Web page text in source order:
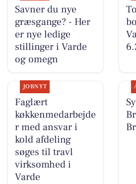
Savner du nye
græsgange? - Her
er nye ledige
stillinger i Varde
og omegn
JOBNYT
Faglært
køkkenmedarbejde
r med ansvar i
kold afdeling
søges til travl
virksomhed i
Varde